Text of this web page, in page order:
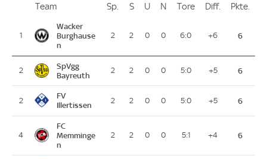
PlatzTeam Sp. Spiele
SSiege
U Unentschieden
N Niederlagen
Tore ToreDiff. Differenz
Pkte.
1
Wacker
Burghause
n
2 2 0 0 6:0 +6 6
2
SpVgg
Bayreuth
2 2 0 0 5:0 +5 6
2
FV
Illertissen
2 2 0 0 5:0 +5 6
4
FC
Memminge
n
2 2 0 0 5:1 +4 6